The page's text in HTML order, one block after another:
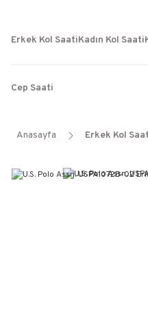
Erkek Kol SaatiKadın Kol Saati
Cep Saati
Anasayfa Erkek Kol